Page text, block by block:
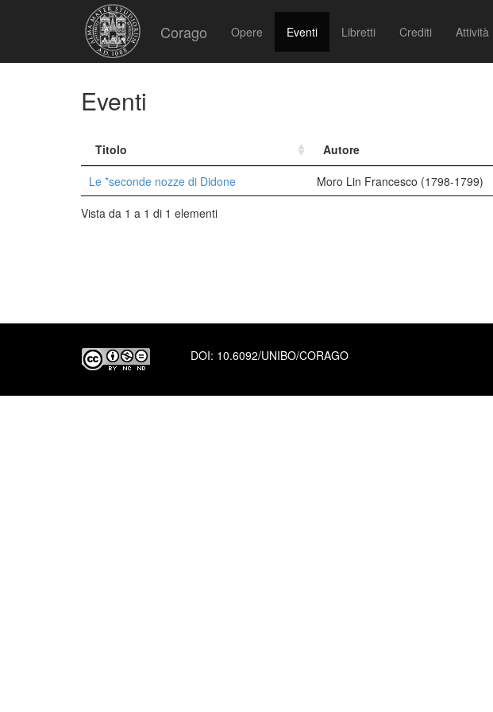
Corago Opere Eventi Libretti Crediti Attività
Eventi
Titolo Autore
Le *seconde nozze di Didone
Moro Lin Francesco (1798-1799)
Vista da 1 a 1 di 1 elementi
DOI: 10.6092/UNIBO/CORAGO